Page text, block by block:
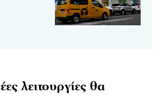
λειτουργίες θα